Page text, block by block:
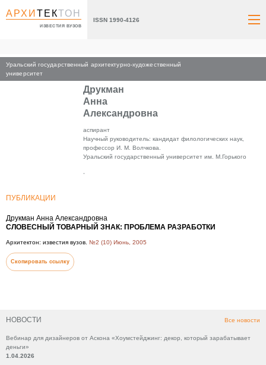
АРХИТЕКТОН
ИЗВЕСТИЯ ВУЗОВ
ISSN 1990-4126
Уральский государственный архитектурно-художественный
университет
НОВОСТИ Все новости
Вебинар для дизайнеров от Аскона «Хоумстейджинг: декор, который зарабатывает
деньги»
1.04.2026
Главная
Друкман
Анна
Александровна
аспирант
Научный руководитель: кандидат филологических наук,
профессор И. М. Волчкова.
Уральский государственный университет им. М.Горького
ПУБЛИКАЦИИ
Друкман Анна Александровна
СЛОВЕСНЫЙ ТОВАРНЫЙ ЗНАК: ПРОБЛЕМА РАЗРАБОТКИ
Архитектон: известия вузов. №2 (10) Июнь, 2005
Скопировать ссылку